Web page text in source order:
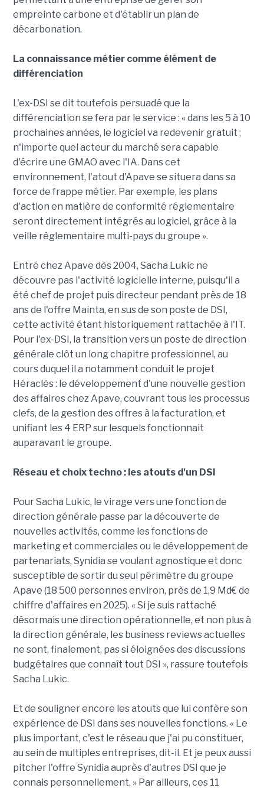
empreinte carbone et d'établir un plan de
décarbonation.
La connaissance métier comme élément de
différenciation
L'ex-DSI se dit toutefois persuadé que la
différenciation se fera par le service : « dans les 5 à 10
prochaines années, le logiciel va redevenir gratuit ;
n'importe quel acteur du marché sera capable
d'écrire une GMAO avec l'IA. Dans cet
environnement, l'atout d'Apave se situera dans sa
force de frappe métier. Par exemple, les plans
d'action en matière de conformité réglementaire
seront directement intégrés au logiciel, grâce à la
veille réglementaire multi-pays du groupe ».
Entré chez Apave dès 2004, Sacha Lukic ne
découvre pas l'activité logicielle interne, puisqu'il a
été chef de projet puis directeur pendant près de 18
ans de l'offre Mainta, en sus de son poste de DSI,
cette activité étant historiquement rattachée à l'IT.
Pour l'ex-DSI, la transition vers un poste de direction
générale clôt un long chapitre professionnel, au
cours duquel il a notamment conduit le projet
Héraclès : le développement d'une nouvelle gestion
des affaires chez Apave, couvrant tous les processus
clefs, de la gestion des offres à la facturation, et
unifiant les 4 ERP sur lesquels fonctionnait
auparavant le groupe.
Réseau et choix techno : les atouts d'un DSI
Pour Sacha Lukic, le virage vers une fonction de
direction générale passe par la découverte de
nouvelles activités, comme les fonctions de
marketing et commerciales ou le développement de
partenariats, Synidia se voulant agnostique et donc
susceptible de sortir du seul périmètre du groupe
Apave (18 500 personnes environ, près de 1,9 Md€ de
chiffre d'affaires en 2025). « Si je suis rattaché
désormais une direction opérationnelle, et non plus à
la direction générale, les business reviews actuelles
ne sont, finalement, pas si éloignées des discussions
budgétaires que connaît tout DSI », rassure toutefois
Sacha Lukic.
Et de souligner encore les atouts que lui confère son
expérience de DSI dans ses nouvelles fonctions. « Le
plus important, c'est le réseau que j'ai pu constituer,
au sein de multiples entreprises, dit-il. Et je peux aussi
pitcher l'offre Synidia auprès d'autres DSI que je
connais personnellement. » Par ailleurs, ces 11